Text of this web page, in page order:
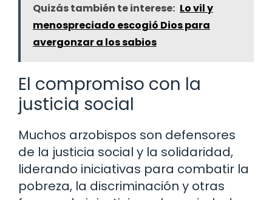
Quizás también te interese: Lo vil y
menospreciado escogió Dios para
avergonzar a los sabios
El compromiso con la
justicia social
Muchos arzobispos son defensores
de la justicia social y la solidaridad,
liderando iniciativas para combatir la
pobreza, la discriminación y otras